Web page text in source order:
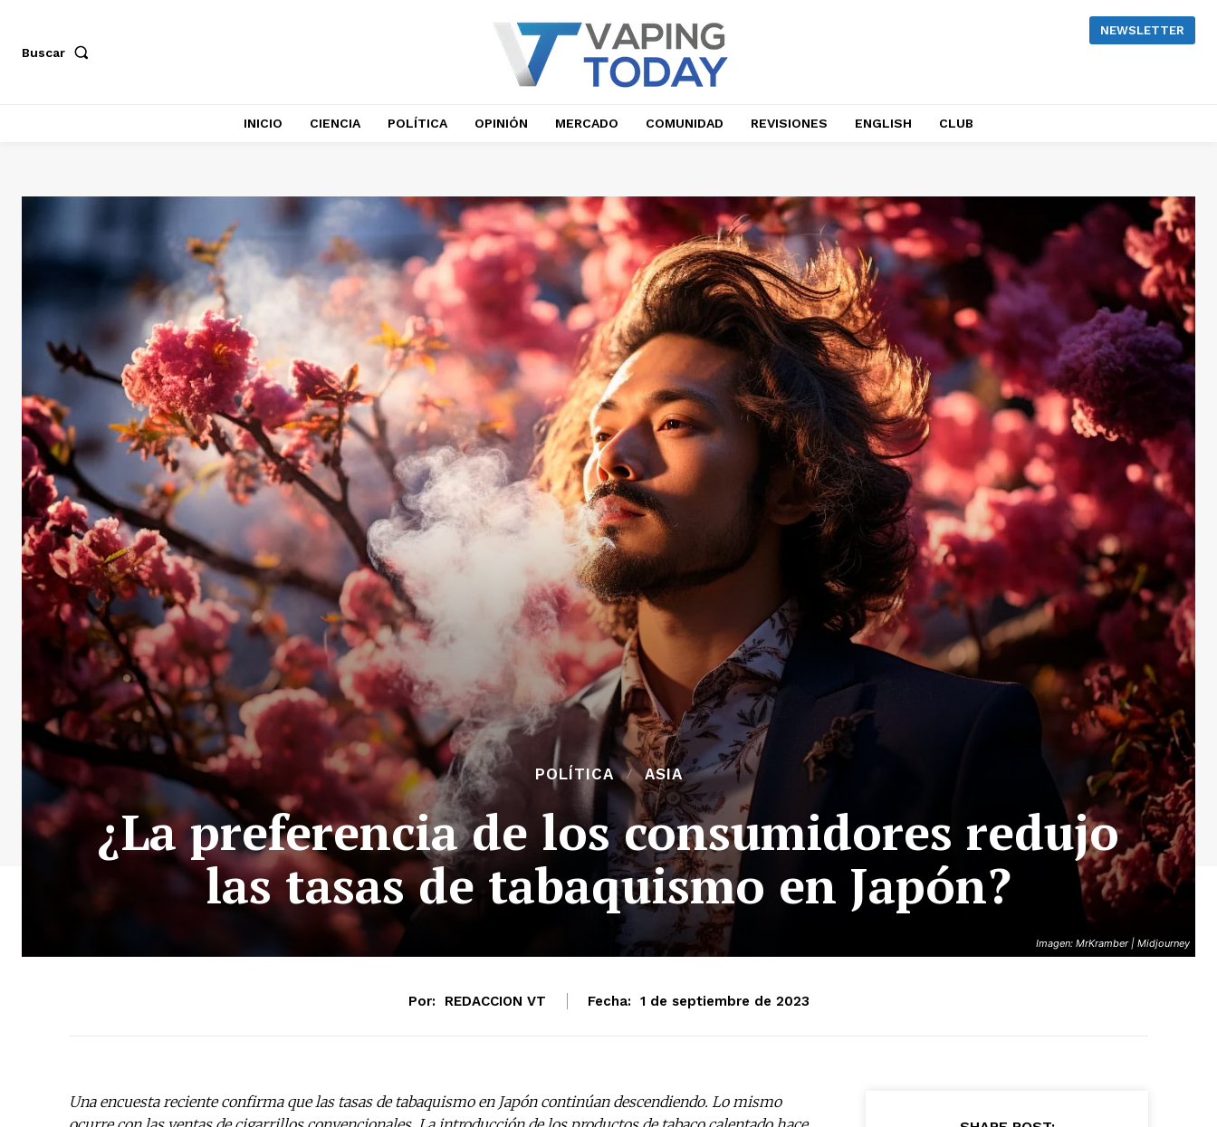
Buscar
NEWSLETTER
INICIO CIENCIA POLÍTICA OPINIÓN MERCADO COMUNIDAD REVISIONES ENGLISH CLUB
Imagen: MrKramber | Midjourney
POLÍTICA ASIA
¿La preferencia de los consumidores redujo
las tasas de tabaquismo en Japón?
Por: REDACCION VT Fecha: 1 de septiembre de 2023
Una encuesta reciente confirma que las tasas de tabaquismo en Japón continúan descendiendo. Lo mismo